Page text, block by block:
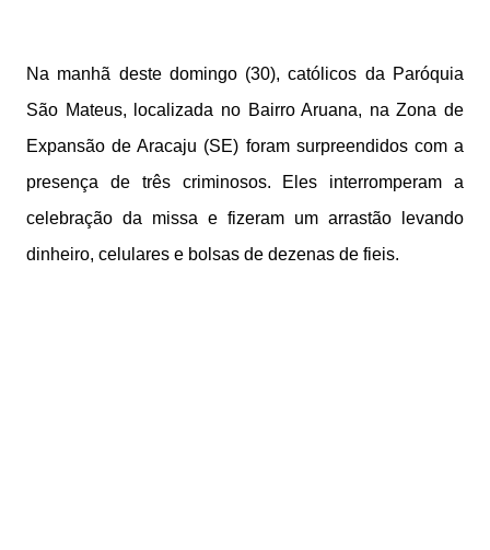
Na manhã deste domingo (30), católicos da Paróquia
São Mateus, localizada no Bairro Aruana, na Zona de
Expansão de Aracaju (SE) foram surpreendidos com a
presença de três criminosos. Eles interromperam a
celebração da missa e fizeram um arrastão levando
dinheiro, celulares e bolsas de dezenas de fieis.